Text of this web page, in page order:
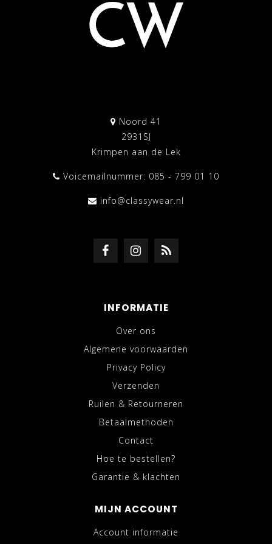
Noord 41
2931SJ
Krimpen aan de Lek
Voicemailnummer: 085 - 799 01 10
info@classywear.nl
INFORMATIE
Over ons
Algemene voorwaarden
Privacy Policy
Verzenden
Ruilen & Retourneren
Betaalmethoden
Contact
Hoe te bestellen?
Garantie & klachten
MIJN ACCOUNT
Account informatie